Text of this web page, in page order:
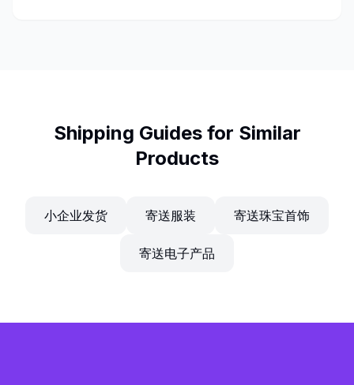
Shipping Guides for Similar
Products
小企业发货 寄送服装 寄送珠宝首饰
寄送电子产品